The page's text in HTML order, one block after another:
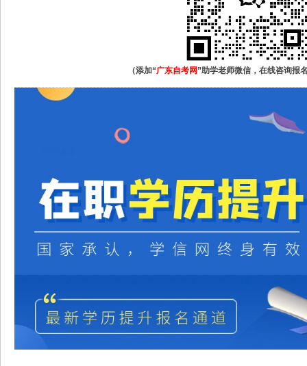
（添加“广东自考网 ”助学老师微信，在线咨询报